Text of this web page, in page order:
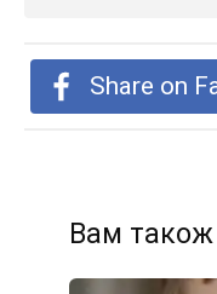
Share on
Вам